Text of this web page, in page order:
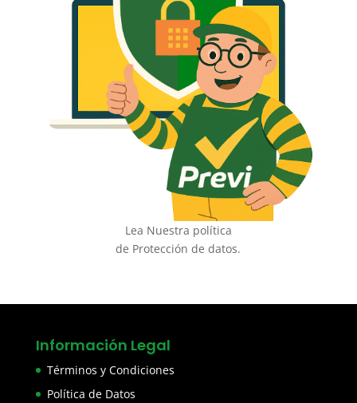
Lea Nuestra política
de Protección de datos.
Información Legal
Términos y Condiciones
Política de Datos